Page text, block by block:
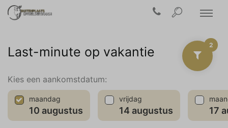
2
Last-minute op vakantie
Kies een aankomstdatum:
maandag
10 augustus
vrijdag
14 augustus 17